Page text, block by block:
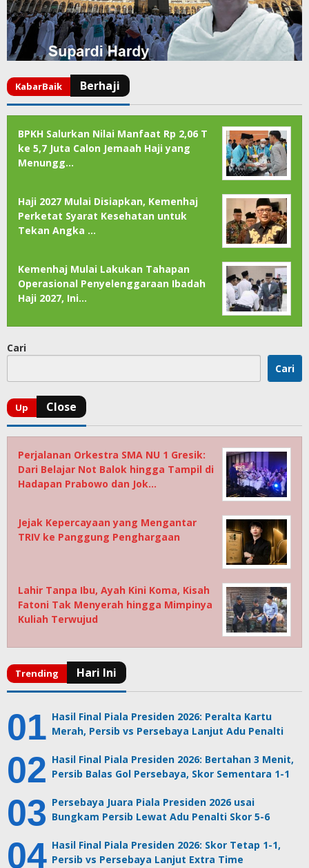
BPKH Salurkan Nilai Manfaat Rp 2,06 T
ke 5,7 Juta Calon Jemaah Haji yang
Menungg…
Haji 2027 Mulai Disiapkan, Kemenhaj
Perketat Syarat Kesehatan untuk
Tekan Angka …
Kemenhaj Mulai Lakukan Tahapan
Operasional Penyelenggaraan Ibadah
Haji 2027, Ini…
Cari
Cari
Perjalanan Orkestra SMA NU 1 Gresik:
Dari Belajar Not Balok hingga Tampil di
Hadapan Prabowo dan Jok…
Jejak Kepercayaan yang Mengantar
TRIV ke Panggung Penghargaan
Lahir Tanpa Ibu, Ayah Kini Koma, Kisah
Fatoni Tak Menyerah hingga Mimpinya
Kuliah Terwujud
Hasil Final Piala Presiden 2026: Peralta Kartu
Merah, Persib vs Persebaya Lanjut Adu Penalti
Hasil Final Piala Presiden 2026: Bertahan 3 Menit,
Persib Balas Gol Persebaya, Skor Sementara 1-1
Persebaya Juara Piala Presiden 2026 usai
Bungkam Persib Lewat Adu Penalti Skor 5-6
Hasil Final Piala Presiden 2026: Skor Tetap 1-1,
Persib vs Persebaya Lanjut Extra Time